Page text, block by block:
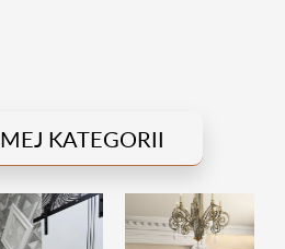
KATEGORII